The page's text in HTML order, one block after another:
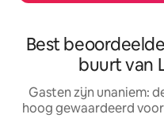
Best
buurt van
Gasten zijn unaniem:
hoog gewaardeerd